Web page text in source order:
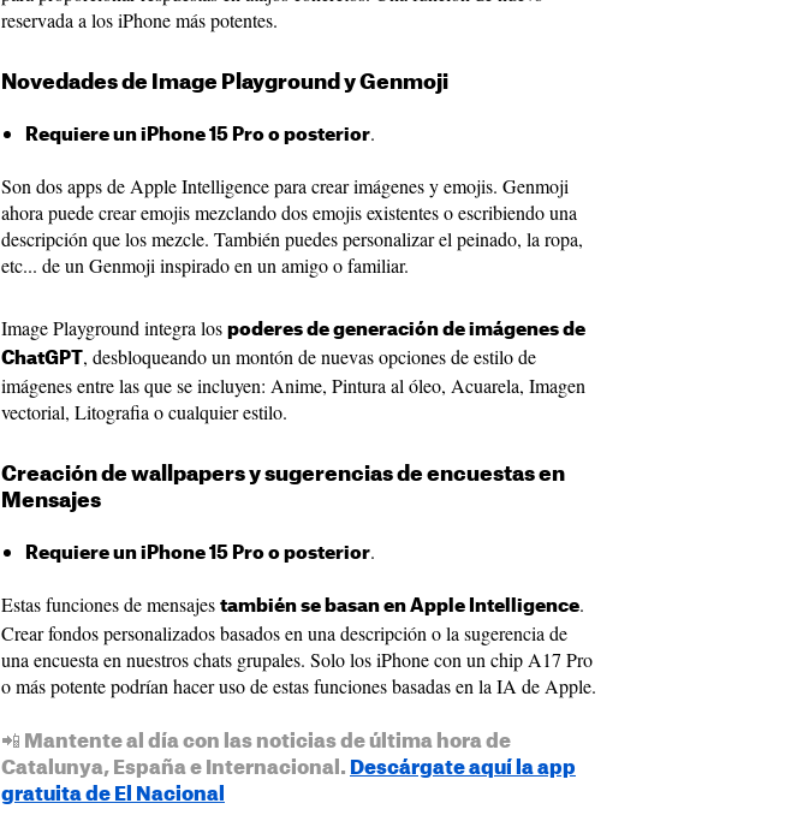
reservada a los iPhone más potentes.
Novedades de Image Playground y Genmoji
Requiere un iPhone 15 Pro o posterior.
Son dos apps de Apple Intelligence para crear imágenes y emojis. Genmoji
ahora puede crear emojis mezclando dos emojis existentes o escribiendo una
descripción que los mezcle. También puedes personalizar el peinado, la ropa,
etc... de un Genmoji inspirado en un amigo o familiar.
Image Playground integra los poderes de generación de imágenes de
ChatGPT , desbloqueando un montón de nuevas opciones de estilo de
imágenes entre las que se incluyen: Anime, Pintura al óleo, Acuarela, Imagen
vectorial, Litografia o cualquier estilo.
Creación de wallpapers y sugerencias de encuestas en
Mensajes
Requiere un iPhone 15 Pro o posterior.
Estas funciones de mensajes también se basan en Apple Intelligence.
Crear fondos personalizados basados en una descripción o la sugerencia de
una encuesta en nuestros chats grupales. Solo los iPhone con un chip A17 Pro
o más potente podrían hacer uso de estas funciones basadas en la IA de Apple.
📲 Mantente al día con las noticias de última hora de
Catalunya, España e Internacional. Descárgate aquí la app
gratuita de El Nacional